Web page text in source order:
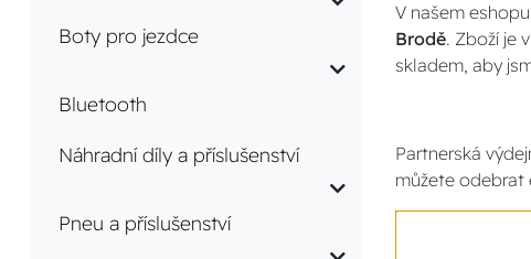
Boty pro jezdce
Bluetooth
Náhradní díly a příslušenství
Pneu a příslušenství
V našem
Brodě. Zboží je
skladem, aby
Partnerská
můžete odebrat